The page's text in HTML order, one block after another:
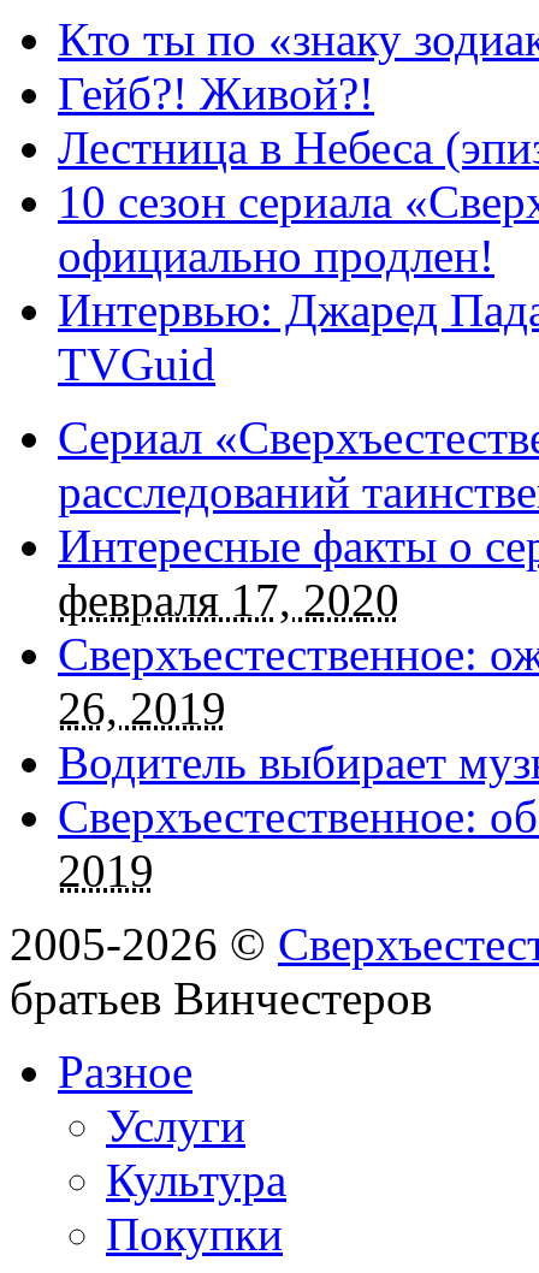
Кто ты по «знаку
Гейб?! Живой?!
Лестница в Небеса
10 сезон сериала
официально продлен!
Интервью: Джаред
TVGuid
Сериал
расследований
Интересные факты о
февраля 17, 2020
Сверхъестественное:
26, 2019
Водитель выбирает
Сверхъестественное:
2019
2005-2026 ©
братьев Винчестеров
Разное
Услуги
Культура
Покупки